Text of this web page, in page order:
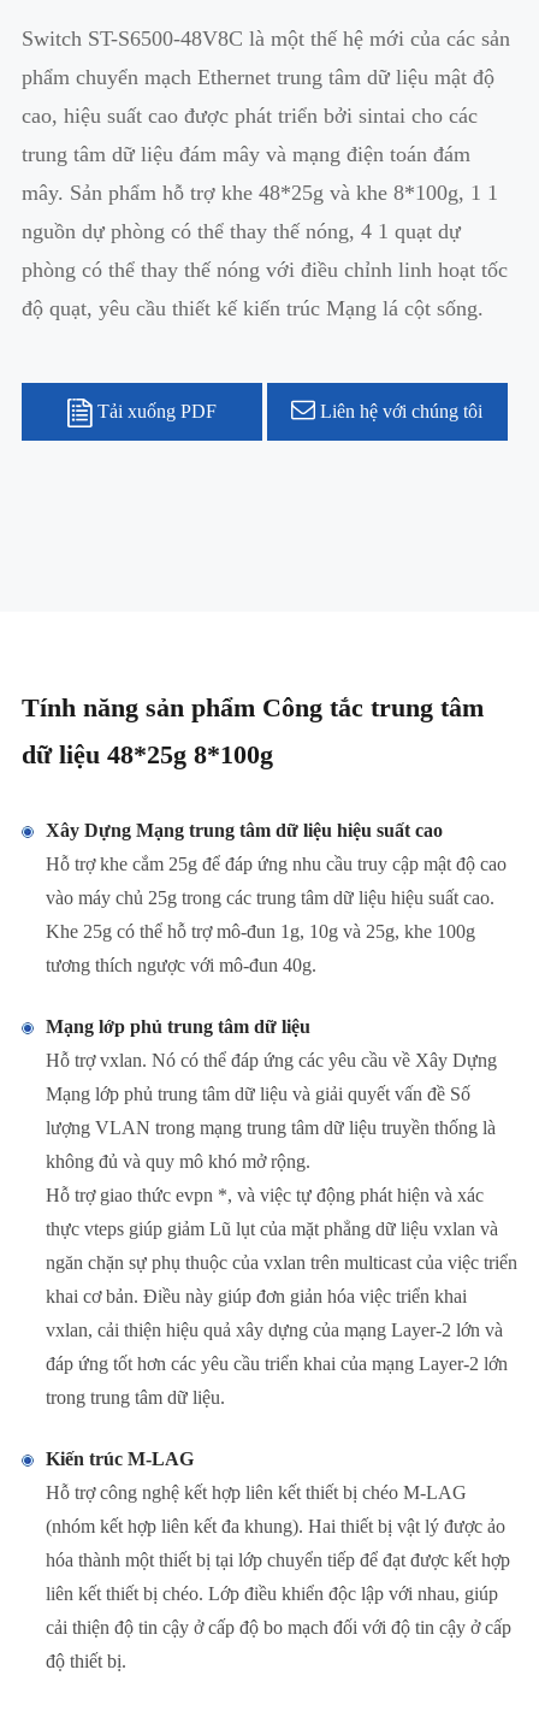
Switch ST-S6500-48V8C là một thế hệ mới của các sản
phẩm chuyển mạch Ethernet trung tâm dữ liệu mật độ
cao, hiệu suất cao được phát triển bởi sintai cho các
trung tâm dữ liệu đám mây và mạng điện toán đám
mây. Sản phẩm hỗ trợ khe 48*25g và khe 8*100g, 1 1
nguồn dự phòng có thể thay thế nóng, 4 1 quạt dự
phòng có thể thay thế nóng với điều chỉnh linh hoạt tốc
độ quạt, yêu cầu thiết kế kiến trúc Mạng lá cột sống.
Tải xuống PDF Liên hệ với chúng tôi
Tính năng sản phẩm Công tắc trung tâm
dữ liệu 48*25g 8*100g
Xây Dựng Mạng trung tâm dữ liệu hiệu suất cao
Hỗ trợ khe cắm 25g để đáp ứng nhu cầu truy cập mật độ cao
vào máy chủ 25g trong các trung tâm dữ liệu hiệu suất cao.
Khe 25g có thể hỗ trợ mô-đun 1g, 10g và 25g, khe 100g
tương thích ngược với mô-đun 40g.
Mạng lớp phủ trung tâm dữ liệu
Hỗ trợ vxlan. Nó có thể đáp ứng các yêu cầu về Xây Dựng
Mạng lớp phủ trung tâm dữ liệu và giải quyết vấn đề Số
lượng VLAN trong mạng trung tâm dữ liệu truyền thống là
không đủ và quy mô khó mở rộng.
Hỗ trợ giao thức evpn *, và việc tự động phát hiện và xác
thực vteps giúp giảm Lũ lụt của mặt phẳng dữ liệu vxlan và
ngăn chặn sự phụ thuộc của vxlan trên multicast của việc triển
khai cơ bản. Điều này giúp đơn giản hóa việc triển khai
vxlan, cải thiện hiệu quả xây dựng của mạng Layer-2 lớn và
đáp ứng tốt hơn các yêu cầu triển khai của mạng Layer-2 lớn
trong trung tâm dữ liệu.
Kiến trúc M-LAG
Hỗ trợ công nghệ kết hợp liên kết thiết bị chéo M-LAG
(nhóm kết hợp liên kết đa khung). Hai thiết bị vật lý được ảo
hóa thành một thiết bị tại lớp chuyển tiếp để đạt được kết hợp
liên kết thiết bị chéo. Lớp điều khiển độc lập với nhau, giúp
cải thiện độ tin cậy ở cấp độ bo mạch đối với độ tin cậy ở cấp
độ thiết bị.